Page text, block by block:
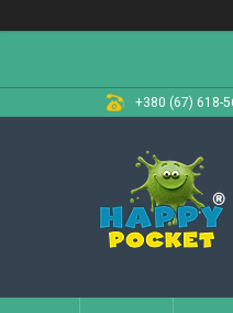
+380 (67) 618-